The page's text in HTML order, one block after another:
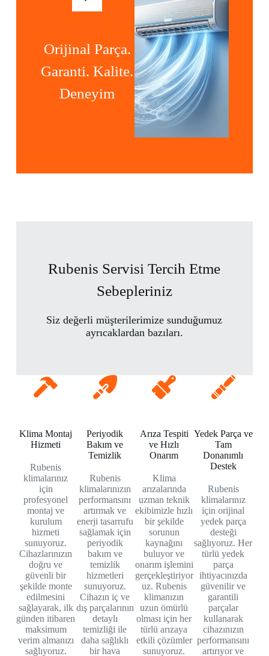
Orijinal Parça.
Garanti. Kalite.
Deneyim
Rubenis Servisi Tercih Etme
Sebepleriniz
Siz değerli müşterilerimize sunduğumuz
ayrıcaklardan bazıları.
Klima Montaj
Hizmeti
Rubenis
klimalarınız
için
profesyonel
montaj ve
kurulum
hizmeti
sunuyoruz.
Cihazlarınızın
doğru ve
güvenli bir
şekilde monte
edilmesini
sağlayarak, ilk
günden itibaren
maksimum
verim almanızı
sağlıyoruz.
Periyodik
Bakım ve
Temizlik
Rubenis
klimalarınızın
performansını
artırmak ve
enerji tasarrufu
sağlamak için
periyodik
bakım ve
temizlik
hizmetleri
sunuyoruz.
Cihazın iç ve
dış parçalarının
detaylı
temizliği ile
daha sağlıklı
bir hava
Arıza Tespiti
ve Hızlı
Onarım
Klima
arızalarında
uzman teknik
ekibimizle hızlı
bir şekilde
sorunun
kaynağını
buluyor ve
onarım işlemini
gerçekleştiriyor
uz. Rubenis
klimanızın
uzun ömürlü
olması için her
türlü arızaya
etkili çözümler
sunuyoruz.
Yedek Parça ve
Tam
Donanımlı
Destek
Rubenis
klimalarınız
için orijinal
yedek parça
desteği
sağlıyoruz. Her
türlü yedek
parça
ihtiyacınızda
güvenilir ve
garantili
parçalar
kullanarak
cihazınızın
performansını
artırıyor ve